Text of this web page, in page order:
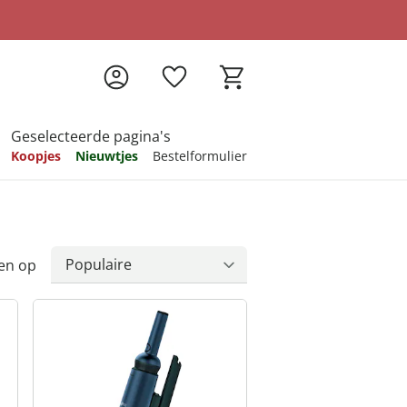
Geselecteerde pagina's
Koopjes Nieuwtjes Bestelformulier
op